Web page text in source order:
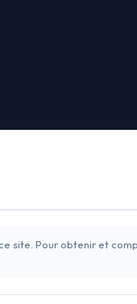
site. Pour obtenir et